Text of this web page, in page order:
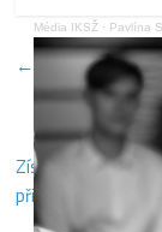
Média IKSŽ · Pavlína
← „Co rodiče
Získané
připomíná nová